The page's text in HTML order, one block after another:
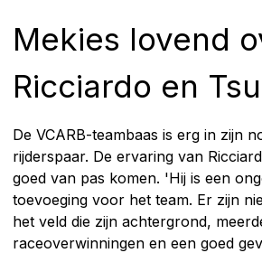
Mekies lovend
Ricciardo en
De VCARB-teambaas is erg in zijn
rijderspaar. De ervaring van
goed van pas komen. 'Hij is een
toevoeging voor het team. Er zijn
het veld die zijn achtergrond,
raceoverwinningen en een goed